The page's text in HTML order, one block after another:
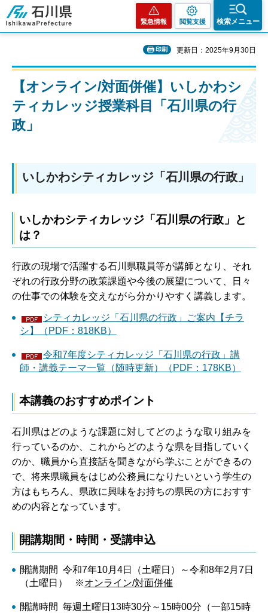
石川県
緊急情報 閲覧支援 検索メニュー
印刷 更新日：2025年9月30日
【オンライン/対面併催】いしかわシ
ティカレッジ授業科目「石川県の行
政」
いしかわシティカレッジ「石川県の行政」
いしかわシティカレッジ「石川県の行政」と
は？
行政の現場で活躍する石川県職員等が講師となり、それ
ぞれの行政分野の政策課題や今後の展望について、日々
の仕事での体験を交えながら分かりやすく講義します。
シティカレッジ「石川県の行政」ご案内【チラ
シ】（PDF：818KB）
令和7年度シティカレッジ「石川県の行政」講
師・講義テーマ一覧（随時更新）（PDF：178KB）
本講義のおすすめポイント
石川県はどのような課題に対してどのような取り組みを
行っているのか、これからどのような県を目指していく
のか、職員から直接話を聞きながら学ぶことができるの
で、将来県職員をはじめ公務員になりたいという学生の
方はもちろん、県政に興味をお持ちの県民の方におすす
めの内容となっています。
開講期間・時間・受講申込
開講期間 令和7年10月4日（土曜日）～令和8年2月7日
（土曜日） ※オンライン/対面併催
開講時間 毎週土曜日13時30分～15時00分（一部15時